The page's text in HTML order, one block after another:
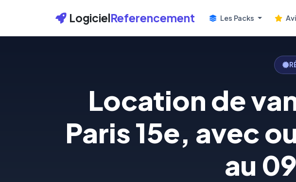
LogicielReferencement Les Packs
Location de
Paris 15e, avec
au